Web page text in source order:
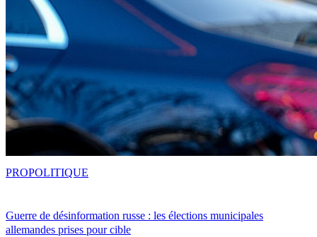
Guerre de désinformation russe : les élections municipales
allemandes prises pour cible
PROPOLITIQUE